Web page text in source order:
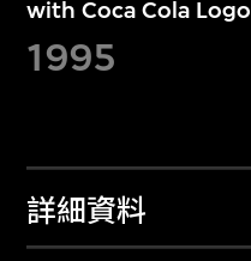
with Coca Cola Logo
1995
詳細資料